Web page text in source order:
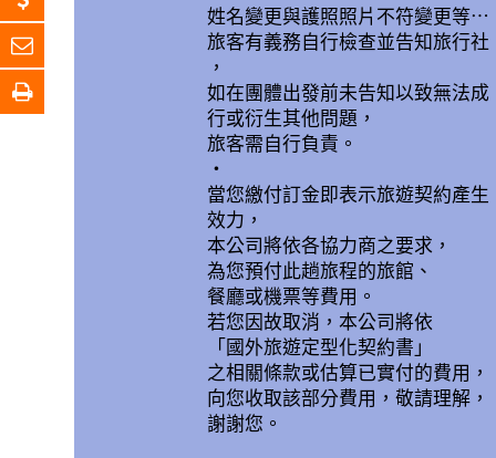
姓名變更與護照照片不符變更等…
旅客有義務自行檢查並告知旅行社
，
如在團體出發前未告知以致無法成
行或衍生其他問題，
旅客需自行負責。
•
當您繳付訂金即表示旅遊契約產生
效力，
本公司將依各協力商之要求，
為您預付此趟旅程的旅館、
餐廳或機票等費用。
若您因故取消，本公司將依
「國外旅遊定型化契約書」
之相關條款或估算已實付的費用，
向您收取該部分費用，敬請理解，
謝謝您。